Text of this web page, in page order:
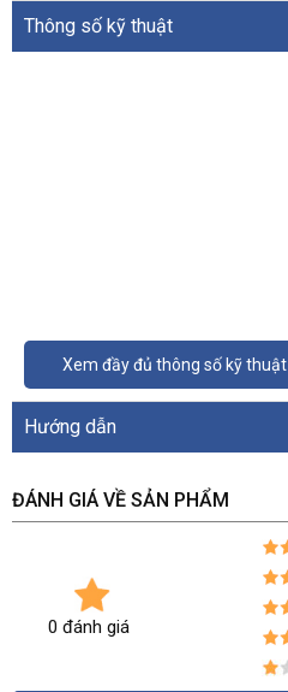
Thông số kỹ thuật
Xem đầy đủ thông số kỹ thuật
Hướng dẫn
ĐÁNH GIÁ VỀ SẢN PHẨM
0 đánh giá